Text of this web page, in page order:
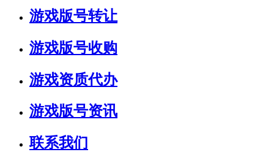
游戏版号转让
游戏版号收购
游戏资质代办
游戏版号资讯
联系我们